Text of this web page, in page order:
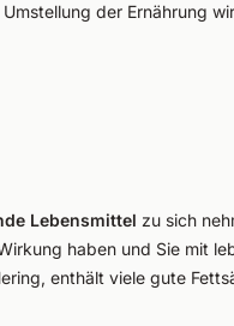
der Ernährung
Lebensmittel zu sich
haben und Sie mit
enthält viele gute